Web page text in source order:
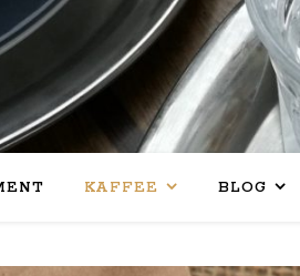
KAFFEE BLOG